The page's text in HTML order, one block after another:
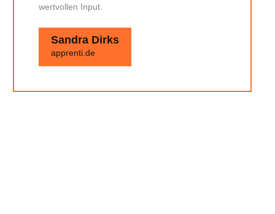
wertvollen Input.
Sandra Dirks
apprenti.de